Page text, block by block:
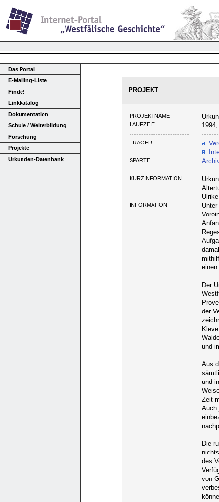
Das Portal
E-Mailing-Liste
Finde!
Linkkatalog
Dokumentation
Schule / Weiterbildung
Forschung
Projekte
Urkunden-Datenbank
PROJEKT
PROJEKTNAME
LAUFZEIT
TRÄGER
SPARTE
KURZINFORMATION
INFORMATION
einen
Der
der
und
Aus
und
Zeit
Auch
Die
des
von